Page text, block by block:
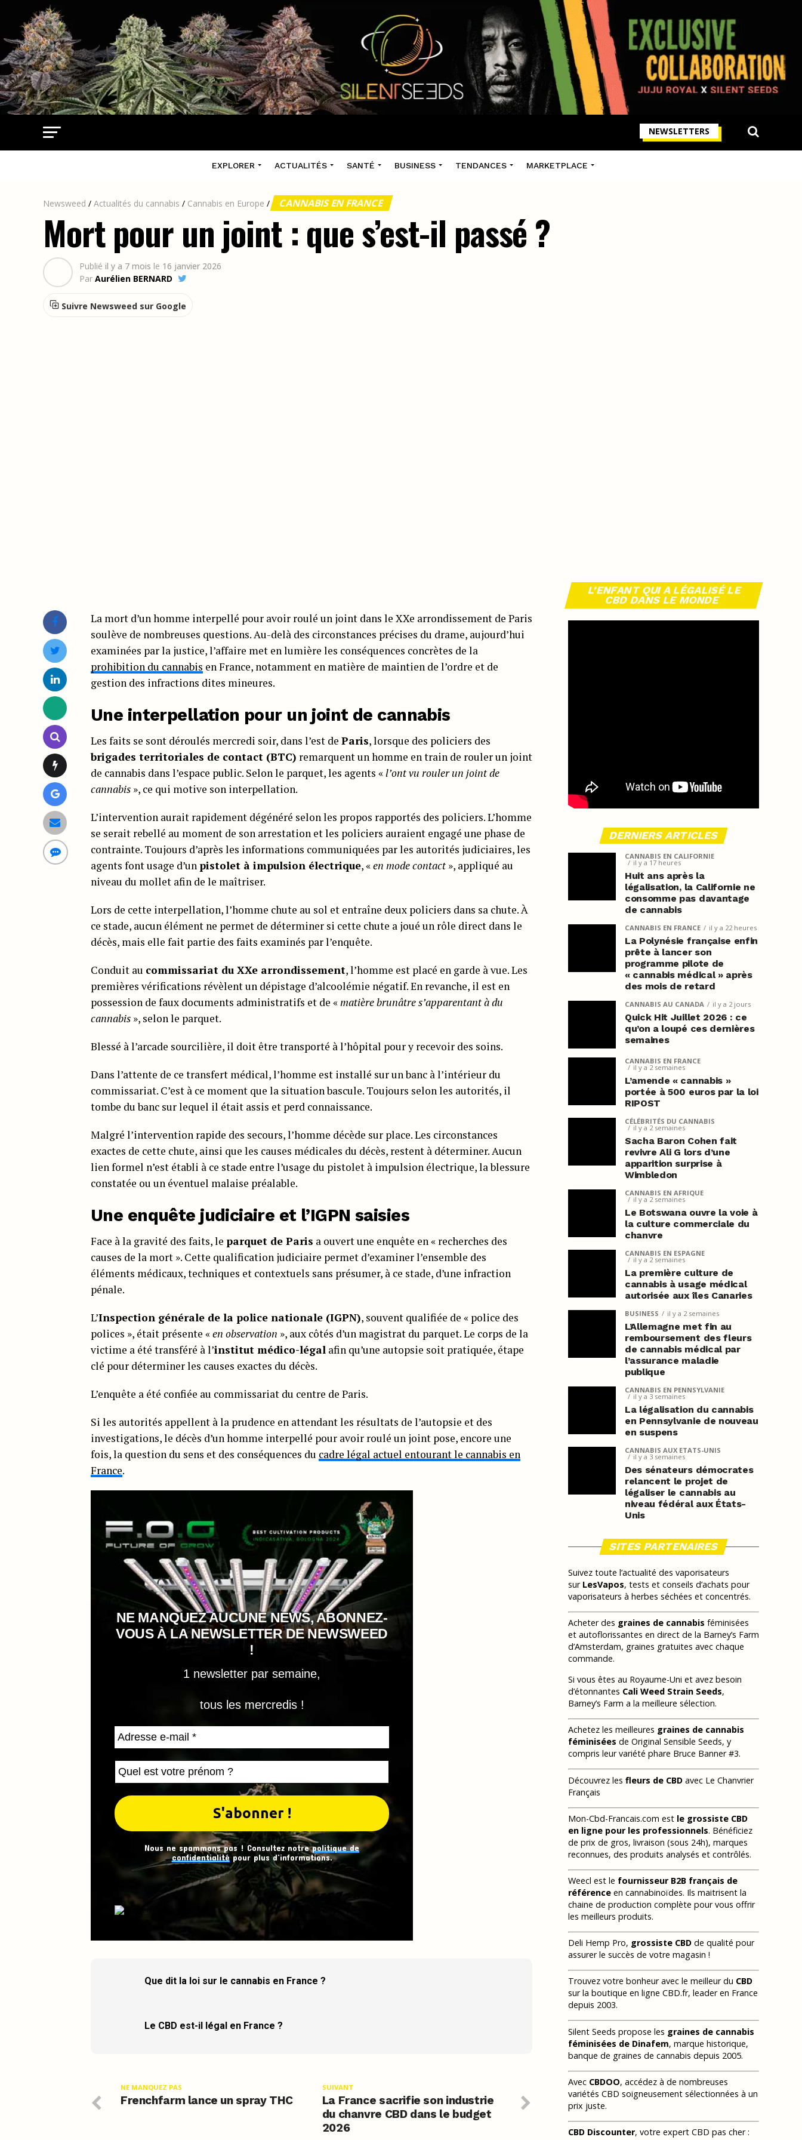
NEWSLETTERS
EXPLORER ACTUALITÉS SANTÉ BUSINESS TENDANCES MARKETPLACE
Newsweed / Actualités du cannabis / Cannabis en Europe / CANNABIS EN FRANCE
Mort pour un joint : que s’est-il passé ?
Publié il y a 7 mois le 16 janvier 2026
Par Aurélien BERNARD
Suivre Newsweed sur Google
La mort d’un homme interpellé pour avoir roulé un joint dans le XXe arrondissement de Paris
soulève de nombreuses questions. Au-delà des circonstances précises du drame, aujourd’hui
examinées par la justice, l’affaire met en lumière les conséquences concrètes de la
prohibition du cannabis en France, notamment en matière de maintien de l’ordre et de
gestion des infractions dites mineures.
Une interpellation pour un joint de cannabis
Les faits se sont déroulés mercredi soir, dans l’est de Paris, lorsque des policiers des
brigades territoriales de contact (BTC) remarquent un homme en train de rouler un joint
de cannabis dans l’espace public. Selon le parquet, les agents «l’ont vu rouler un joint de
cannabis », ce qui motive son interpellation.
L’intervention aurait rapidement dégénéré selon les propos rapportés des policiers. L’homme
se serait rebellé au moment de son arrestation et les policiers auraient engagé une phase de
contrainte. Toujours d’après les informations communiquées par les autorités judiciaires, les
agents font usage d’un pistolet à impulsion électrique, «en mode contact », appliqué au
niveau du mollet afin de le maîtriser.
Lors de cette interpellation, l’homme chute au sol et entraîne deux policiers dans sa chute. À
ce stade, aucun élément ne permet de déterminer si cette chute a joué un rôle direct dans le
décès, mais elle fait partie des faits examinés par l’enquête.
Conduit au commissariat du XXe arrondissement, l’homme est placé en garde à vue. Les
premières vérifications révèlent un dépistage d’alcoolémie négatif. En revanche, il est en
possession de faux documents administratifs et de « matière brunâtre s’apparentant à du
cannabis », selon le parquet.
Blessé à l’arcade sourcilière, il doit être transporté à l’hôpital pour y recevoir des soins.
Dans l’attente de ce transfert médical, l’homme est installé sur un banc à l’intérieur du
commissariat. C’est à ce moment que la situation bascule. Toujours selon les autorités, il
tombe du banc sur lequel il était assis et perd connaissance.
Malgré l’intervention rapide des secours, l’homme décède sur place. Les circonstances
exactes de cette chute, ainsi que les causes médicales du décès, restent à déterminer. Aucun
lien formel n’est établi à ce stade entre l’usage du pistolet à impulsion électrique, la blessure
constatée ou un éventuel malaise préalable.
Une enquête judiciaire et l’IGPN saisies
Face à la gravité des faits, le parquet de Paris a ouvert une enquête en « recherches des
causes de la mort ». Cette qualification judiciaire permet d’examiner l’ensemble des
éléments médicaux, techniques et contextuels sans présumer, à ce stade, d’une infraction
pénale.
L’Inspection générale de la police nationale (IGPN), souvent qualifiée de « police des
polices », était présente «en observation », aux côtés d’un magistrat du parquet. Le corps de la
victime a été transféré à l’institut médico-légal afin qu’une autopsie soit pratiquée, étape
clé pour déterminer les causes exactes du décès.
L’enquête a été confiée au commissariat du centre de Paris.
Si les autorités appellent à la prudence en attendant les résultats de l’autopsie et des
investigations, le décès d’un homme interpellé pour avoir roulé un joint pose, encore une
fois, la question du sens et des conséquences du cadre légal actuel entourant le cannabis en
France.
NE MANQUEZ AUCUNE NEWS, ABONNEZ-
VOUS À LA NEWSLETTER DE NEWSWEED
!
1 newsletter par semaine,
tous les mercredis !
Nous ne spammons pas ! Consultez notrepolitique de
confidentialitépour plus d’informations.
Que dit la loi sur le cannabis en France ?
Le CBD est-il légal en France ?
SUIVANT
La France sacrifie son industrie
du chanvre CBD dans le budget
2026
NE MANQUEZ PAS
Frenchfarm lance un spray THC
L’ENFANT QUI A LÉGALISÉ LE
CBD DANS LE MONDE
DERNIERS ARTICLES
CANNABIS EN CALIFORNIE
il y a 17 heures
Huit ans après la
légalisation, la Californie ne
consomme pas davantage
de cannabis
CANNABIS EN FRANCE il y a 22 heures
La Polynésie française enfin
prête à lancer son
programme pilote de
« cannabis médical » après
des mois de retard
CANNABIS AU CANADA il y a 2 jours
Quick Hit Juillet 2026 : ce
qu’on a loupé ces dernières
semaines
CANNABIS EN FRANCE
il y a 2 semaines
L’amende « cannabis »
portée à 500 euros par la loi
RIPOST
CÉLÉBRITÉS DU CANNABIS
il y a 2 semaines
Sacha Baron Cohen fait
revivre Ali G lors d’une
apparition surprise à
Wimbledon
CANNABIS EN AFRIQUE
il y a 2 semaines
Le Botswana ouvre la voie à
la culture commerciale du
chanvre
CANNABIS EN ESPAGNE
il y a 2 semaines
La première culture de
cannabis à usage médical
autorisée aux îles Canaries
BUSINESS il y a 2 semaines
L’Allemagne met fin au
remboursement des fleurs
de cannabis médical par
l’assurance maladie
publique
CANNABIS EN PENNSYLVANIE
il y a 3 semaines
La légalisation du cannabis
en Pennsylvanie de nouveau
en suspens
CANNABIS AUX ETATS-UNIS
il y a 3 semaines
Des sénateurs démocrates
relancent le projet de
légaliser le cannabis au
niveau fédéral aux États-
Unis
SITES PARTENAIRES
Suivez toute l’actualité des vaporisateurs
sur LesVapos, tests et conseils d’achats pour
vaporisateurs à herbes séchées et concentrés.
Acheter des graines de cannabis féminisées
et autoflorissantes en direct de la Barney’s Farm
d’Amsterdam, graines gratuites avec chaque
commande.
Si vous êtes au Royaume-Uni et avez besoin
d’étonnantes Cali Weed Strain Seeds,
Barney’s Farm a la meilleure sélection.
Achetez les meilleures graines de cannabis
féminisées de Original Sensible Seeds, y
compris leur variété phare Bruce Banner #3.
Découvrez les fleurs de CBD avec Le Chanvrier
Français
Mon-Cbd-Francais.com est le grossiste CBD
en ligne pour les professionnels. Bénéficiez
de prix de gros, livraison (sous 24h), marques
reconnues, des produits analysés et contrôlés.
Weecl est le fournisseur B2B français de
référence en cannabinoïdes. Ils maitrisent la
chaine de production complète pour vous offrir
les meilleurs produits.
Deli Hemp Pro, grossiste CBD de qualité pour
assurer le succès de votre magasin !
Trouvez votre bonheur avec le meilleur du CBD
sur la boutique en ligne CBD.fr, leader en France
depuis 2003.
Silent Seeds propose les graines de cannabis
féminisées de Dinafem, marque historique,
banque de graines de cannabis depuis 2005.
Avec CBDOO, accédez à de nombreuses
variétés CBD soigneusement sélectionnées à un
prix juste.
CBD Discounter, votre expert CBD pas cher :